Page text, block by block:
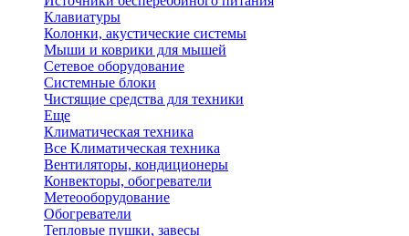
Клавиатуры
Колонки, акустические системы
Мыши и коврики для мышей
Сетевое оборудование
Системные блоки
Чистящие средства для техники
Еще
Климатическая техника
Все Климатическая техника
Вентиляторы, кондиционеры
Конвекторы, обогреватели
Метеооборудование
Обогреватели
Тепловые пушки, завесы